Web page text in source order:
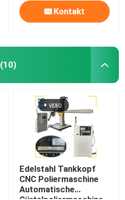
Kontakt
(10)
Edelstahl Tankkopf
CNC Poliermaschine
Automatische